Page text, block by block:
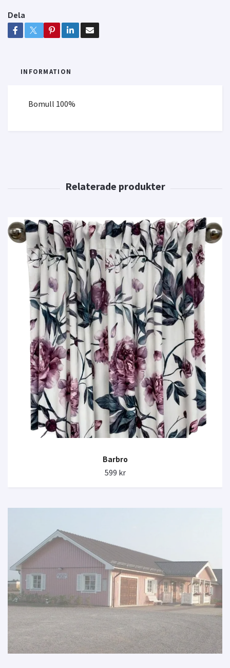
Dela
INFORMATION
Bomull 100%
Barbro
599 kr